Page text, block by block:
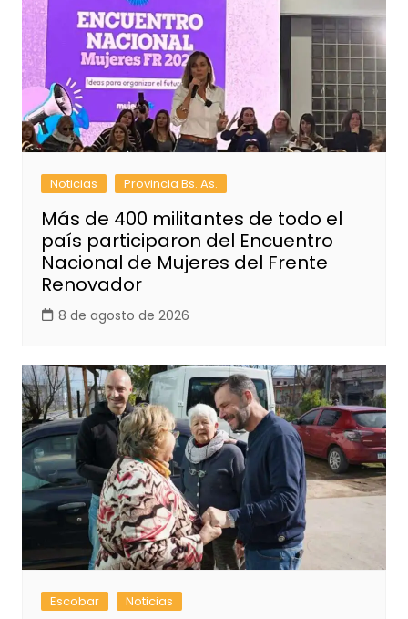
Noticias Provincia Bs. As.
Más de 400 militantes de todo el
país participaron del Encuentro
Nacional de Mujeres del Frente
Renovador
8 de agosto de 2026
Escobar Noticias